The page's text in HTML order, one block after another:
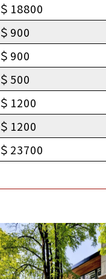
＄18800
＄900
＄900
＄500
＄1200
＄1200
＄23700